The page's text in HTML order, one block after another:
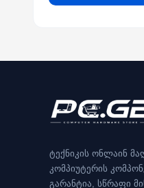
ტექნიკის ონლაინ
კომპიუტერის
გარანტია, სწრაფი